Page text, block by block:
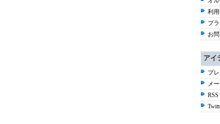
利
プ
お
アイ
プ
メ
RSS